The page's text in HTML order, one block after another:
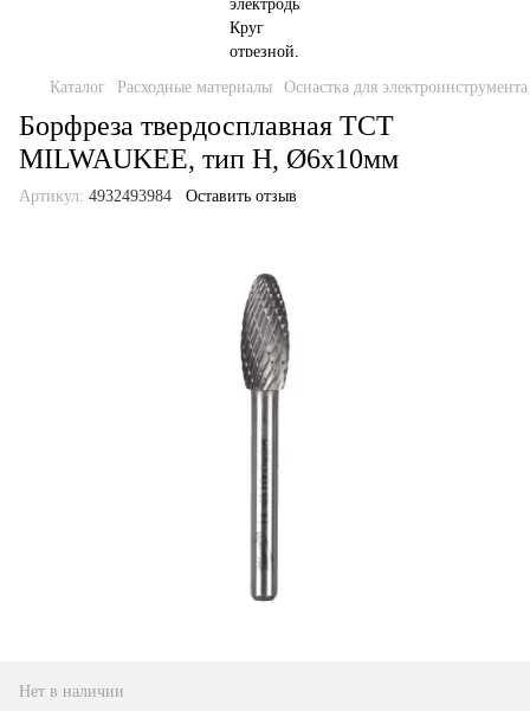
Каталог Расходные материалы Оснастка для электроинструмента
Борфреза твердосплавная TCT
MILWAUKEE, тип H, Ø6x10мм
Артикул: 4932493984 Оставить отзыв
Нет в наличии